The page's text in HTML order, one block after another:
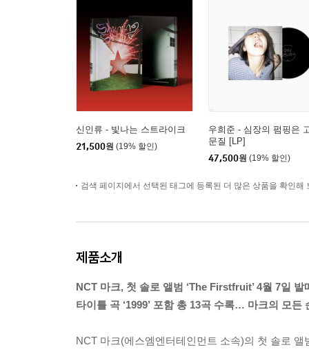
신인류 - 빛나는 스트라이크
21,500원 (19% 할인)
우희준 - 심장의 펌핑은
문질 [LP]
47,500원 (19% 할인)
검색 페이지에서 선택된 태그에 등록된 더 많은 상품을 확인해
제품소개
NCT 마크, 첫 솔로 앨범 ‘The Firstfruit’ 4월 7일 발
타이틀 곡 ‘1999’ 포함 총 13곡 수록… 마크의 모든
NCT 마크(에스엠엔터테인먼트 소속)의 첫 솔로 앨